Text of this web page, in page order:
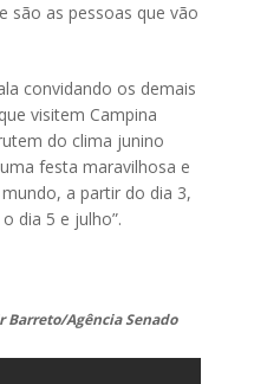
são as pessoas que vão
convidando os demais
visitem Campina
do clima junino
festa maravilhosa e
a partir do dia 3,
dia 5 e julho”.
Barreto/Agência Senado